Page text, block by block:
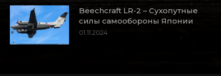
Beechcraft LR-2 – Сухопутные
силы самообороны Японии
01.11.2024